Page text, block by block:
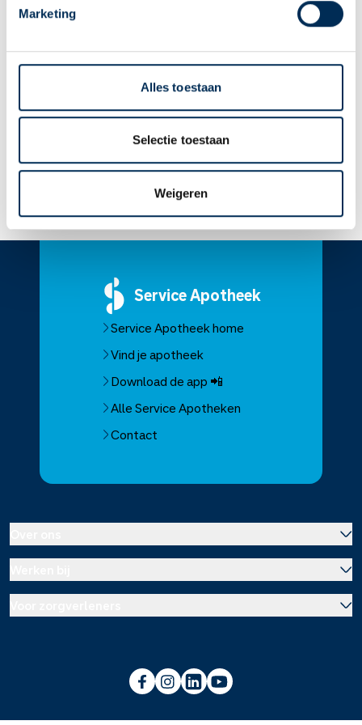
Marketing
Alles toestaan
Selectie toestaan
Weigeren
krijgen. Ook kunt u gaan hoesten. Deze bijwerkingen horen
binnen enkele uren na inhalatie te verdwijnen. Bovendien
van hebben. Heeft u na 2 weken nog steeds deze
klachten? Raadpleeg dan uw arts.
zwanger wilt worden.
U mag dit medicijn gebruiken als u borstvoeding geeft.
Lees meer op apotheek.nl
ServiceApotheek
Service Apotheek home
Vind je apotheek
Download de app 📲
Alle Service Apotheken
Contact
Franchise informatie
Voorlichting scholen